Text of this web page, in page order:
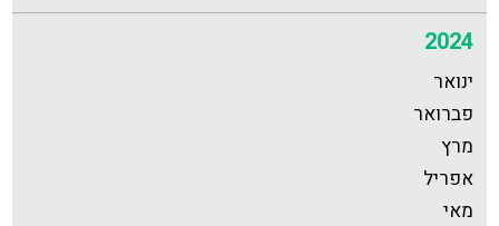
2024
ינואר
פברואר
מרץ
אפריל
מאי